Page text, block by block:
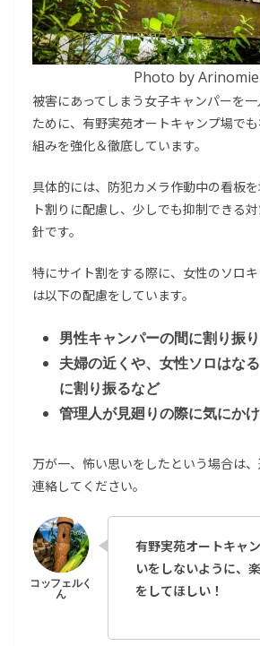
Photo by
被害にあってしまう女子キャンパーを
ために、有野実苑オートキャンプ場で
組みを強化＆徹底しています。
具体的には、防犯カメラ作動中の看板
ト割りに配慮し、少しでも抑制できる
針です。
特にサイト割をする際に、女性のソロ
は以下の配慮をしています。
男性キャンパーの間に割り振
夫婦の近くや、女性ソロはな
に割り振るなど
管理人が見廻りの際に気にか
万が一、怖い思いをしたという場合は
連絡してください。
有野実苑オートキャ
いをしないように、
をしてほしい！